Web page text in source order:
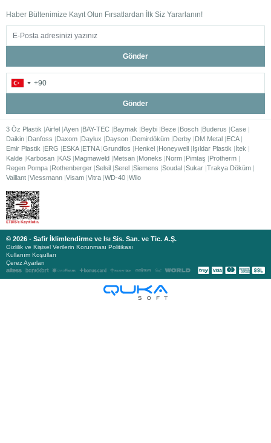
Haber Bültenimize Kayıt Olun Fırsatlardan İlk Siz Yararlanın!
Gönder
Gönder
3 Öz Plastik Airfel Ayen BAY-TEC Baymak Beybi Beze Bosch Buderus Case
Daikin Danfoss Daxom Daylux Dayson Demirdöküm Derby DM Metal ECA
Emir Plastik
ERG ESKA ETNA Grundfos Henkel Honeywell Işıldar Plastik
İtek
Kalde Karbosan KAS Magmaweld Metsan Moneks Norm Pimtaş
Protherm
Regen Pompa Rothenberger Selsil Serel Siemens Soudal Sukar Trakya Döküm
Vaillant Viessmann Visam Vitra WD-40 Wilo
© 2026 - Safir İklimlendirme ve Isı Sis. San. ve Tic. A.Ş.
Gizlilik ve Kişisel Verilerin Korunması Politikası
Kullanım Koşulları
Çerez Ayarları